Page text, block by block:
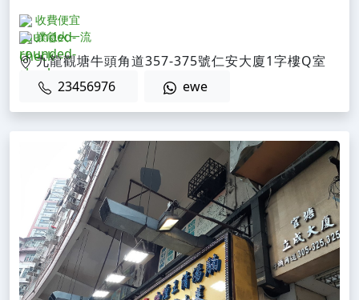
收費便宜
撲急火一流
九龍觀塘牛頭角道357-375號仁安大廈1字樓Q室
23456976
ewe